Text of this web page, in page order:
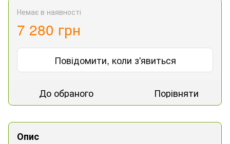
Немає в наявності
7 280 грн
Повідомити, коли з'явиться
До обраного Порівняти
Опис